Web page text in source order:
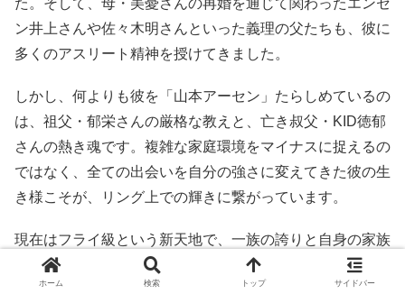
ン井上さんや佐々木明さんといった義理の父たちも、彼に
多くのアスリート精神を授けてきました。
しかし、何よりも彼を「山本アーセン」たらしめているの
は、祖父・郁栄さんの厳格な教えと、亡き叔父・KID徳郁
さんの熱き魂です。複雑な家庭環境をマイナスに捉えるの
ではなく、全ての出会いを自分の強さに変えてきた彼の生
き様こそが、リング上での輝きに繋がっています。
現在はフライ級という新天地で、一族の誇りと自身の家族
への愛を背負って戦い続ける山本アーセン選手。最強の
DNAと不屈のメンタルを持つ彼が、これからどのような
ホーム 検索 トップ サイドバー